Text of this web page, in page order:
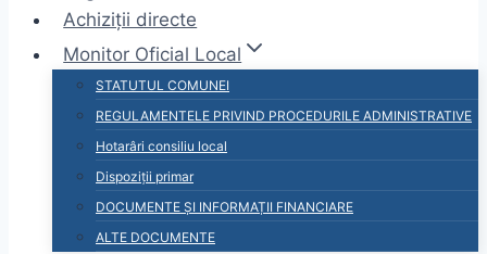
Achiziții directe
Monitor Oficial Local
STATUTUL COMUNEI
REGULAMENTELE PRIVIND PROCEDURILE ADMINISTRATIVE
Hotarâri consiliu local
Dispoziții primar
DOCUMENTE ȘI INFORMAȚII FINANCIARE
ALTE DOCUMENTE